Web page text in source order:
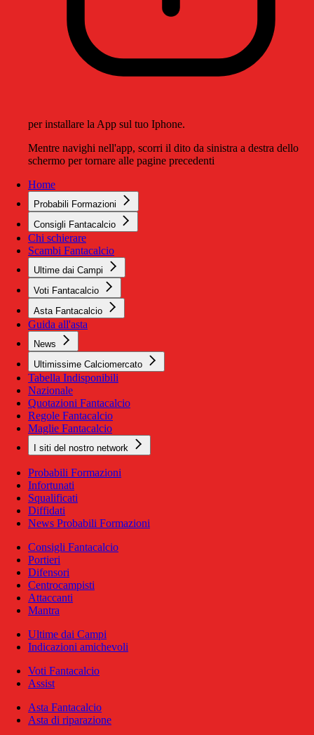
per installare la App sul tuo Iphone.
Mentre navighi nell'app, scorri il dito da sinistra a destra dello
schermo per tornare alle pagine precedenti
Home
Probabili Formazioni
Consigli Fantacalcio
Chi schierare
Scambi Fantacalcio
Ultime dai Campi
Voti Fantacalcio
Asta Fantacalcio
Guida all'asta
News
Ultimissime Calciomercato
Tabella Indisponibili
Nazionale
Quotazioni Fantacalcio
Regole Fantacalcio
Maglie Fantacalcio
I siti del nostro network
Probabili Formazioni
Infortunati
Squalificati
Diffidati
News Probabili Formazioni
Consigli Fantacalcio
Portieri
Difensori
Centrocampisti
Attaccanti
Mantra
Ultime dai Campi
Indicazioni amichevoli
Voti Fantacalcio
Assist
Asta Fantacalcio
Asta di riparazione